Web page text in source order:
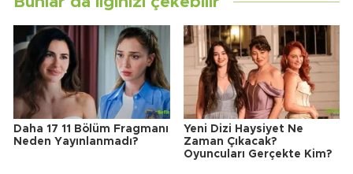
Daha 17 11 Bölüm Fragmanı
Neden Yayınlanmadı?
Yeni Dizi Haysiyet Ne
Zaman Çıkacak?
Oyuncuları Gerçekte Kim?